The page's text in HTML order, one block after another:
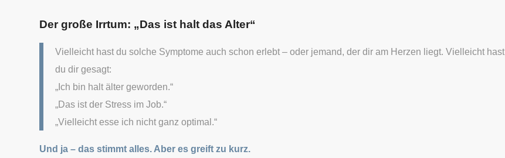
Der große Irrtum: „Das ist halt das Alter“
Vielleicht hast du solche Symptome auch schon erlebt – oder jemand, der dir am Herzen liegt. Vielleicht hast
du dir gesagt:
„Ich bin halt älter geworden.“
„Das ist der Stress im Job.“
„Vielleicht esse ich nicht ganz optimal.“
Und ja – das stimmt alles. Aber es greift zu kurz.